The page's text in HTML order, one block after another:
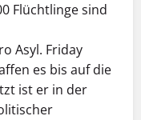
Flüchtlinge sind
Asyl. Friday
es bis auf die
ist er in der